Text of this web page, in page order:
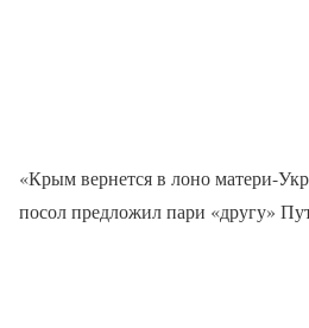
«Крым вернется в лоно матери-
посол предложил пари «другу»